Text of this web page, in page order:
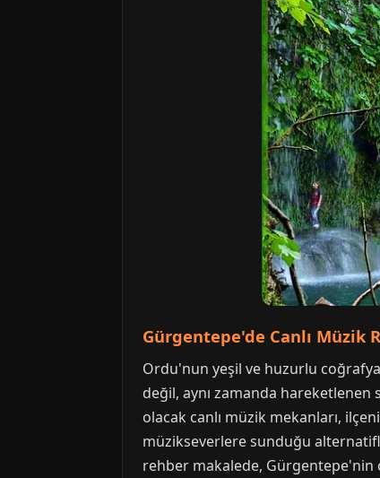
Gürgentepe'de Canlı Müzik
Ordu'nun yeşil ve huzurlu
değil, aynı zamanda
olacak canlı müzik mekanları,
müzikseverlere sunduğu
rehber makalede, Gürgentepe'nin